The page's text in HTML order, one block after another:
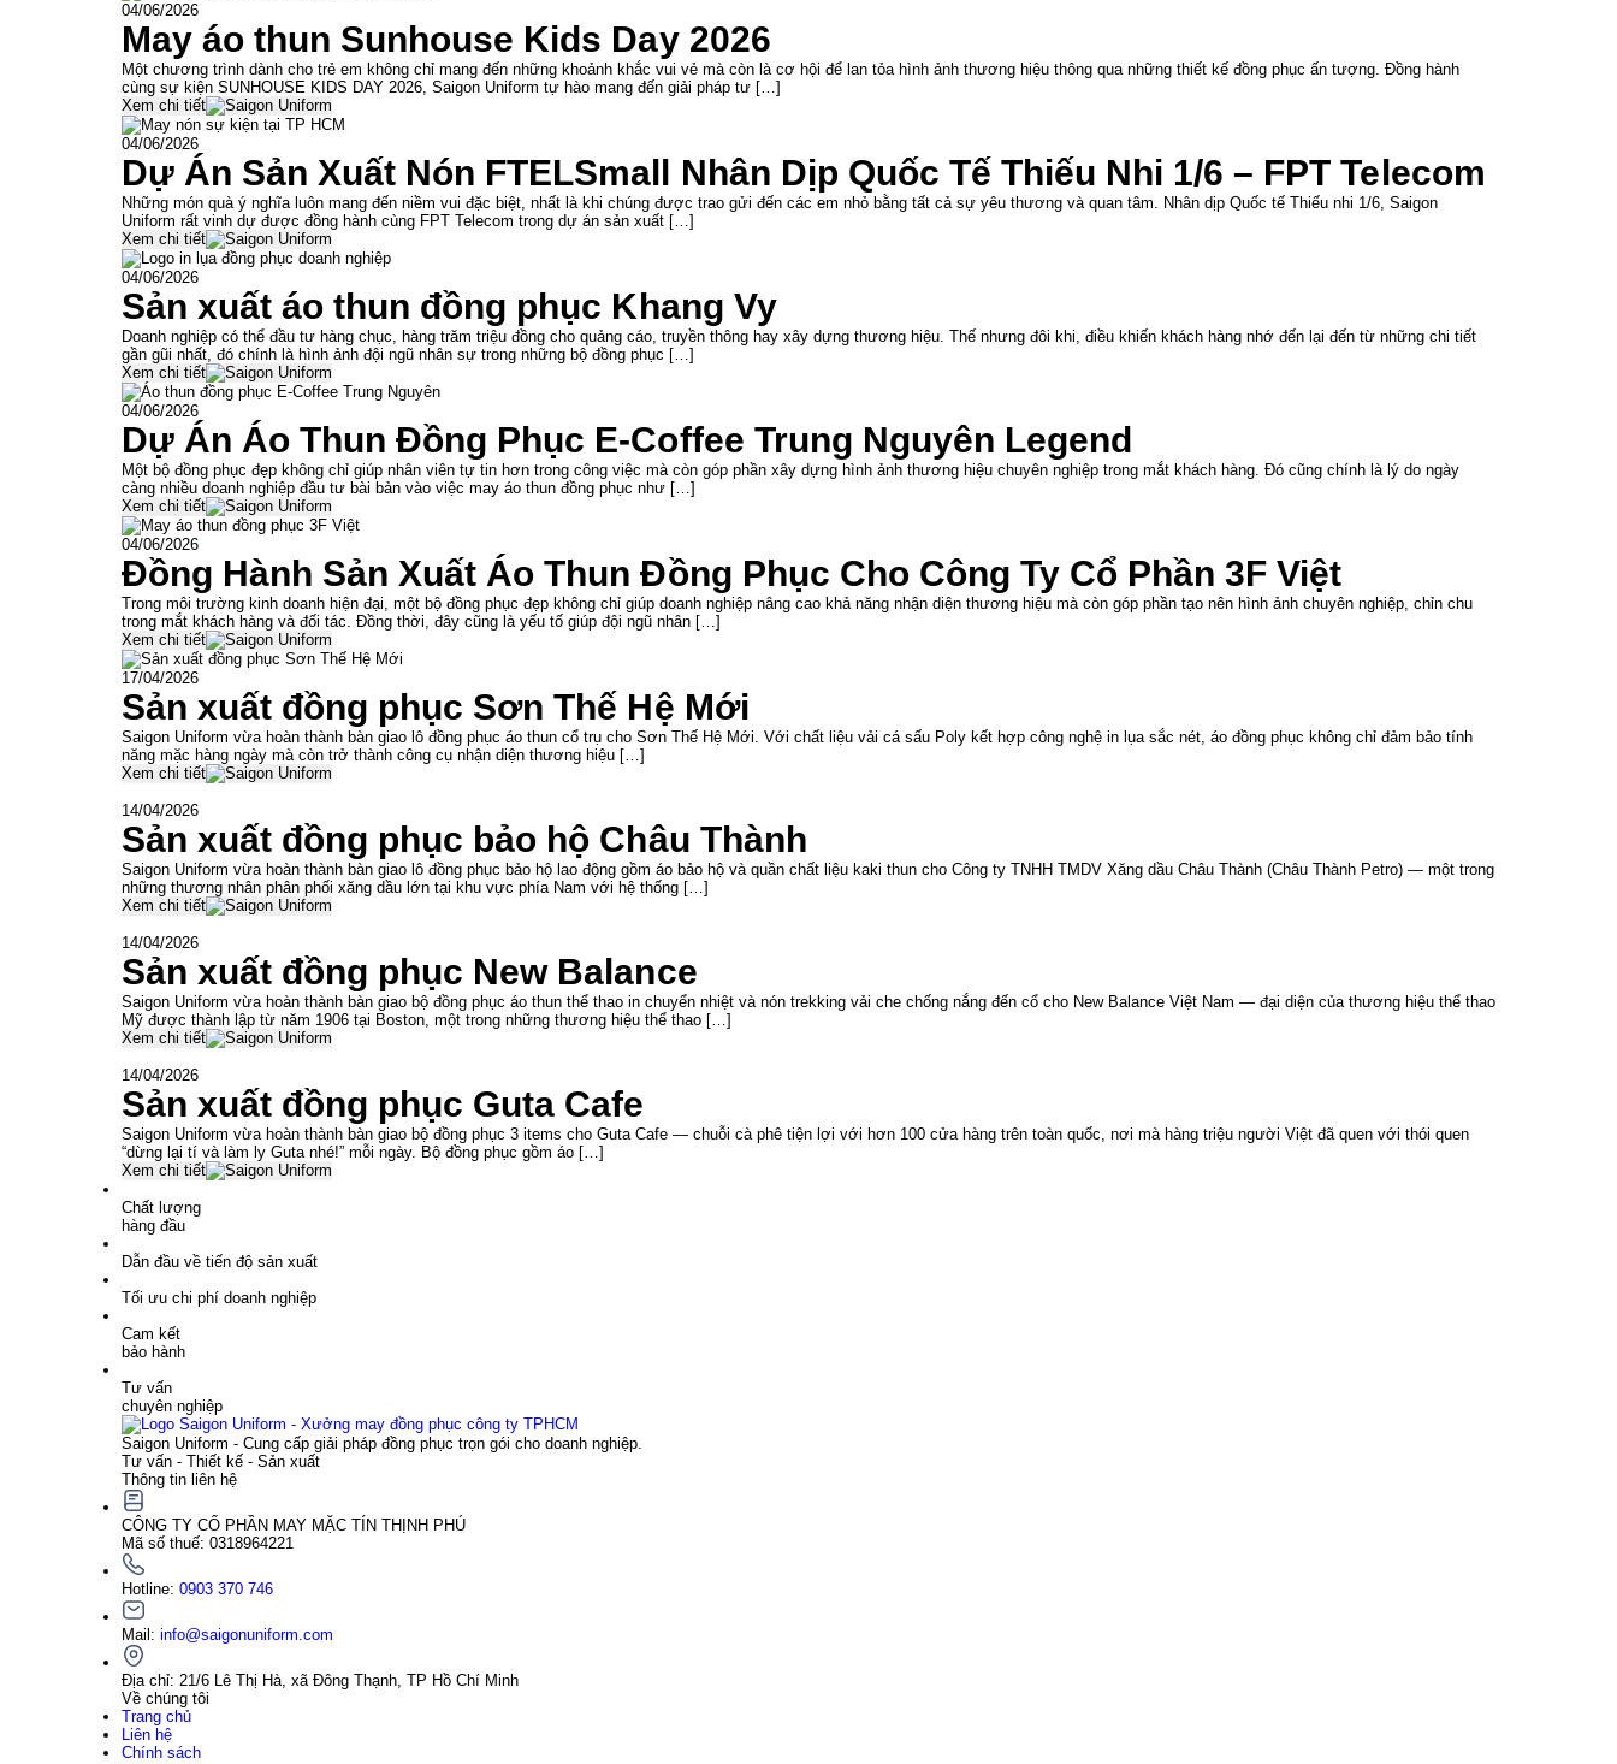
04/06/2026
May áo thun Sunhouse Kids Day 2026
Một chương trình dành cho trẻ em không chỉ mang đến những khoảnh khắc vui vẻ mà còn là cơ hội để lan tỏa hình ảnh thương hiệu thông qua những thiết kế đồng phục ấn tượng. Đồng hành
cùng sự kiện SUNHOUSE KIDS DAY 2026, Saigon Uniform tự hào mang đến giải pháp tư […]
Xem chi tiết
04/06/2026
Dự Án Sản Xuất Nón FTELSmall Nhân Dịp Quốc Tế Thiếu Nhi 1/6 – FPT Telecom
Những món quà ý nghĩa luôn mang đến niềm vui đặc biệt, nhất là khi chúng được trao gửi đến các em nhỏ bằng tất cả sự yêu thương và quan tâm. Nhân dịp Quốc tế Thiếu nhi 1/6, Saigon
Uniform rất vinh dự được đồng hành cùng FPT Telecom trong dự án sản xuất […]
Xem chi tiết
04/06/2026
Sản xuất áo thun đồng phục Khang Vy
Doanh nghiệp có thể đầu tư hàng chục, hàng trăm triệu đồng cho quảng cáo, truyền thông hay xây dựng thương hiệu. Thế nhưng đôi khi, điều khiến khách hàng nhớ đến lại đến từ những chi tiết
gần gũi nhất, đó chính là hình ảnh đội ngũ nhân sự trong những bộ đồng phục […]
Xem chi tiết
04/06/2026
Dự Án Áo Thun Đồng Phục E-Coffee Trung Nguyên Legend
Một bộ đồng phục đẹp không chỉ giúp nhân viên tự tin hơn trong công việc mà còn góp phần xây dựng hình ảnh thương hiệu chuyên nghiệp trong mắt khách hàng. Đó cũng chính là lý do ngày
càng nhiều doanh nghiệp đầu tư bài bản vào việc may áo thun đồng phục như […]
Xem chi tiết
04/06/2026
Đồng Hành Sản Xuất Áo Thun Đồng Phục Cho Công Ty Cổ Phần 3F Việt
Trong môi trường kinh doanh hiện đại, một bộ đồng phục đẹp không chỉ giúp doanh nghiệp nâng cao khả năng nhận diện thương hiệu mà còn góp phần tạo nên hình ảnh chuyên nghiệp, chỉn chu
trong mắt khách hàng và đối tác. Đồng thời, đây cũng là yếu tố giúp đội ngũ nhân […]
Xem chi tiết
17/04/2026
Sản xuất đồng phục Sơn Thế Hệ Mới
Saigon Uniform vừa hoàn thành bàn giao lô đồng phục áo thun cổ trụ cho Sơn Thế Hệ Mới. Với chất liệu vải cá sấu Poly kết hợp công nghệ in lụa sắc nét, áo đồng phục không chỉ đảm bảo tính
năng mặc hàng ngày mà còn trở thành công cụ nhận diện thương hiệu […]
Xem chi tiết
14/04/2026
Sản xuất đồng phục bảo hộ Châu Thành
Saigon Uniform vừa hoàn thành bàn giao lô đồng phục bảo hộ lao động gồm áo bảo hộ và quần chất liệu kaki thun cho Công ty TNHH TMDV Xăng dầu Châu Thành (Châu Thành Petro) — một trong
những thương nhân phân phối xăng dầu lớn tại khu vực phía Nam với hệ thống […]
Xem chi tiết
14/04/2026
Sản xuất đồng phục New Balance
Saigon Uniform vừa hoàn thành bàn giao bộ đồng phục áo thun thể thao in chuyển nhiệt và nón trekking vải che chống nắng đến cổ cho New Balance Việt Nam — đại diện của thương hiệu thể thao
Mỹ được thành lập từ năm 1906 tại Boston, một trong những thương hiệu thể thao […]
Xem chi tiết
14/04/2026
Sản xuất đồng phục Guta Cafe
Saigon Uniform vừa hoàn thành bàn giao bộ đồng phục 3 items cho Guta Cafe — chuỗi cà phê tiện lợi với hơn 100 cửa hàng trên toàn quốc, nơi mà hàng triệu người Việt đã quen với thói quen
“dừng lại tí và làm ly Guta nhé!” mỗi ngày. Bộ đồng phục gồm áo […]
Xem chi tiết
Chất lượng
hàng đầu
Dẫn đầu về tiến độ sản xuất
Tối ưu chi phí doanh nghiệp
Cam kết
bảo hành
Tư vấn
chuyên nghiệp
Saigon Uniform - Cung cấp giải pháp đồng phục trọn gói cho doanh nghiệp.
Tư vấn - Thiết kế - Sản xuất
Thông tin liên hệ
CÔNG TY CỔ PHẦN MAY MẶC TÍN THỊNH PHÚ
Mã số thuế: 0318964221
Hotline: 0903 370 746
Mail: info@saigonuniform.com
Địa chỉ: 21/6 Lê Thị Hà, xã Đông Thạnh, TP Hồ Chí Minh
Về chúng tôi
Trang chủ
Liên hệ
Chính sách